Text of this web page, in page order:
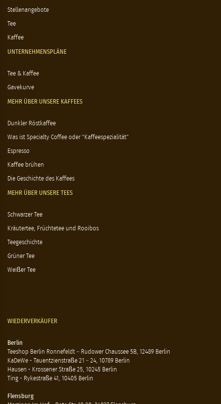
Stellenangebote
Tee
Kaffee
UNTERNEHMENSPLÄNE
Tee & Kaffee
Gavekurve
MEHR ÜBER UNSERE KAFFEES
Dunkler Röstkaffee
Was ist Specialty Coffee oder "Kaffeespezialität"
Espresso
Kaffee brühen
Die Geschichte des Kaffees
MEHR ÜBER UNSERE TEES
Schwarzer Tee
Kräutertee, Früchtetee und Rooibos
Teegeschichte
Grüner Tee
Weißer Tee
WIEDERVERKÄUFER
Berlin
Teeshop Berlin Ronnefeldt – Rudower Chaussee 5B, 12489 Berlin
KaDeWe - Tauentzienstraße 21 – 24, 10789 Berlin
Hausen - Krossener Straße 25, 10245 Berlin
Ting - Rykestraße 41, 10405 Berlin
Flensburg